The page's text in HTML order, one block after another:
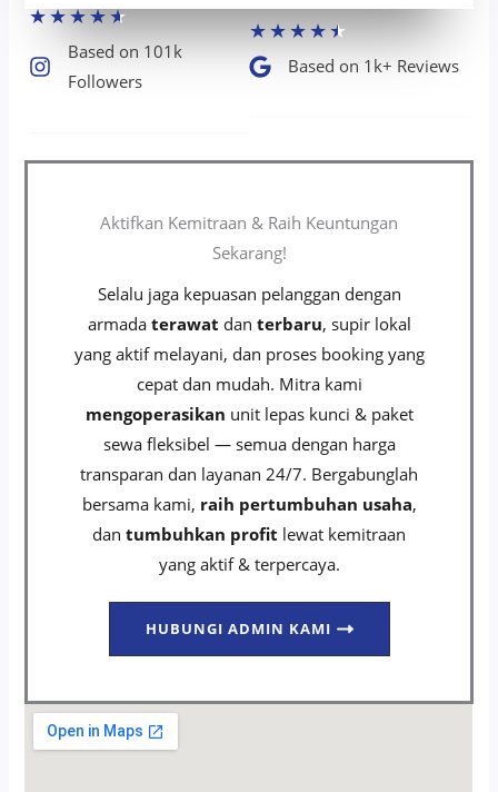
★★★★★
Based on 101k
Followers​
★★★★★
Based on 1k+ Reviews​
Aktifkan Kemitraan & Raih Keuntungan
Sekarang!
Selalu jaga kepuasan pelanggan dengan
armada terawat dan terbaru, supir lokal
yang aktif melayani, dan proses booking yang
cepat dan mudah. Mitra kami
mengoperasikan unit lepas kunci & paket
sewa fleksibel — semua dengan harga
transparan dan layanan 24/7. Bergabunglah
bersama kami, raih pertumbuhan usaha,
dan tumbuhkan profit lewat kemitraan
yang aktif & terpercaya.
HUBUNGI ADMIN KAMI